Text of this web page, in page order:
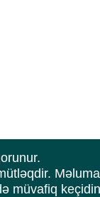
müvafiq keçidin